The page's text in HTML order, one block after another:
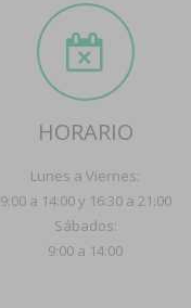
HORARIO
Lunes a Viernes:
9:00 a 14:00 y 16:30 a 21:00
Sábados:
9:00 a 14:00